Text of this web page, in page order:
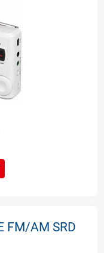
FM/AM SRD